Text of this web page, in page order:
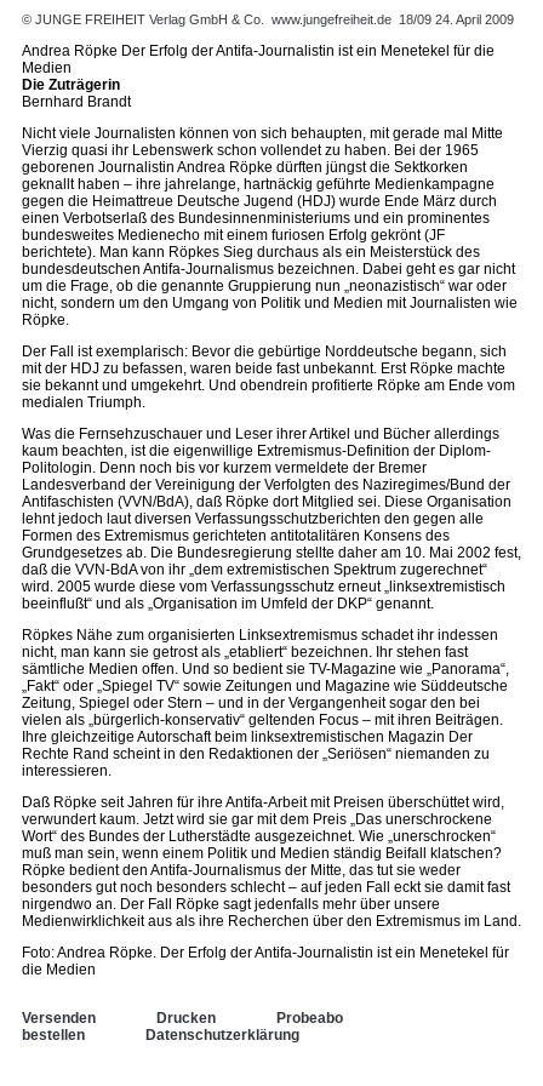
© JUNGE FREIHEIT Verlag GmbH & Co. www.jungefreiheit.de 18/09 24. April 2009
Andrea Röpke Der Erfolg der Antifa-Journalistin ist ein Menetekel für die
Medien
Die Zuträgerin
Bernhard Brandt
Nicht viele Journalisten können von sich behaupten, mit gerade mal Mitte
Vierzig quasi ihr Lebenswerk schon vollendet zu haben. Bei der 1965
geborenen Journalistin Andrea Röpke dürften jüngst die Sektkorken
geknallt haben – ihre jahrelange, hartnäckig geführte Medienkampagne
gegen die Heimattreue Deutsche Jugend (HDJ) wurde Ende März durch
einen Verbotserlaß des Bundesinnenministeriums und ein prominentes
bundesweites Medienecho mit einem furiosen Erfolg gekrönt (JF
berichtete). Man kann Röpkes Sieg durchaus als ein Meisterstück des
bundesdeutschen Antifa-Journalismus bezeichnen. Dabei geht es gar nicht
um die Frage, ob die genannte Gruppierung nun „neonazistisch“ war oder
nicht, sondern um den Umgang von Politik und Medien mit Journalisten wie
Röpke.
Der Fall ist exemplarisch: Bevor die gebürtige Norddeutsche begann, sich
mit der HDJ zu befassen, waren beide fast unbekannt. Erst Röpke machte
sie bekannt und umgekehrt. Und obendrein profitierte Röpke am Ende vom
medialen Triumph.
Was die Fernsehzuschauer und Leser ihrer Artikel und Bücher allerdings
kaum beachten, ist die eigenwillige Extremismus-Definition der Diplom-
Politologin. Denn noch bis vor kurzem vermeldete der Bremer
Landesverband der Vereinigung der Verfolgten des Naziregimes/Bund der
Antifaschisten (VVN/BdA), daß Röpke dort Mitglied sei. Diese Organisation
lehnt jedoch laut diversen Verfassungsschutzberichten den gegen alle
Formen des Extremismus gerichteten antitotalitären Konsens des
Grundgesetzes ab. Die Bundesregierung stellte daher am 10. Mai 2002 fest,
daß die VVN-BdA von ihr „dem extremistischen Spektrum zugerechnet“
wird. 2005 wurde diese vom Verfassungsschutz erneut „linksextremistisch
beeinflußt“ und als „Organisation im Umfeld der DKP“ genannt.
Röpkes Nähe zum organisierten Linksextremismus schadet ihr indessen
nicht, man kann sie getrost als „etabliert“ bezeichnen. Ihr stehen fast
sämtliche Medien offen. Und so bedient sie TV-Magazine wie „Panorama“,
„Fakt“ oder „Spiegel TV“ sowie Zeitungen und Magazine wie Süddeutsche
Zeitung, Spiegel oder Stern – und in der Vergangenheit sogar den bei
vielen als „bürgerlich-konservativ“ geltenden Focus – mit ihren Beiträgen.
Ihre gleichzeitige Autorschaft beim linksextremistischen Magazin Der
Rechte Rand scheint in den Redaktionen der „Seriösen“ niemanden zu
interessieren.
Daß Röpke seit Jahren für ihre Antifa-Arbeit mit Preisen überschüttet wird,
verwundert kaum. Jetzt wird sie gar mit dem Preis „Das unerschrockene
Wort“ des Bundes der Lutherstädte ausgezeichnet. Wie „unerschrocken“
muß man sein, wenn einem Politik und Medien ständig Beifall klatschen?
Röpke bedient den Antifa-Journalismus der Mitte, das tut sie weder
besonders gut noch besonders schlecht – auf jeden Fall eckt sie damit fast
nirgendwo an. Der Fall Röpke sagt jedenfalls mehr über unsere
Medienwirklichkeit aus als ihre Recherchen über den Extremismus im Land.
Foto: Andrea Röpke. Der Erfolg der Antifa-Journalistin ist ein Menetekel für
die Medien
Versenden Drucken
Probeabo
bestellen
Datenschutzerklärung